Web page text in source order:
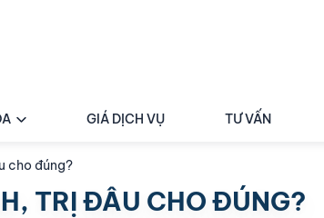
GIÁ DỊCH VỤ TƯ VẤN
cho đúng?
TRỊ ĐÂU CHO ĐÚNG?